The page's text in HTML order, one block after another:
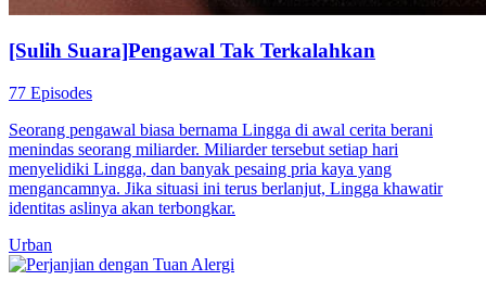
[Sulih Suara]Pengawal Tak Terkalahkan
77 Episodes
Seorang pengawal biasa bernama Lingga di awal cerita berani
menindas seorang miliarder. Miliarder tersebut setiap hari
menyelidiki Lingga, dan banyak pesaing pria kaya yang
mengancamnya. Jika situasi ini terus berlanjut, Lingga khawatir
identitas aslinya akan terbongkar.
Urban